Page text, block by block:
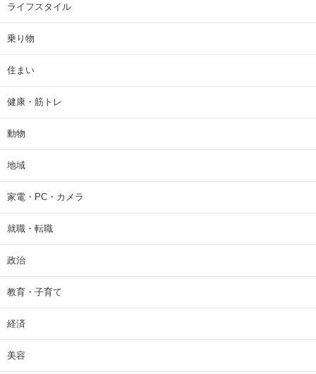
ライフスタイル
乗り物
住まい
健康・筋トレ
動物
地域
家電・PC・カメラ
就職・転職
政治
教育・子育て
経済
美容